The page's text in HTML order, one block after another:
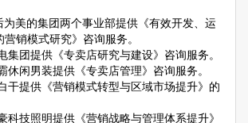
美的集团两个事业部提供《有效开发、运
销模式研究》咨询服务。
集团提供《专卖店研究与建设》咨询服务。
休闲男装提供《专卖店管理》咨询服务。
干提供《营销模式转型与区域市场提升》的
科技照明提供《营销战略与管理体系提升》